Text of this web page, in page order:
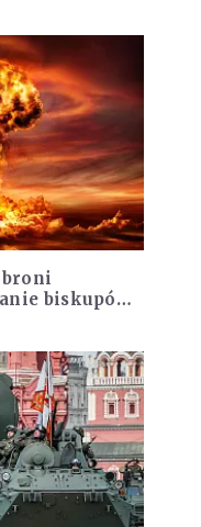
broni
biskupów
do Leona